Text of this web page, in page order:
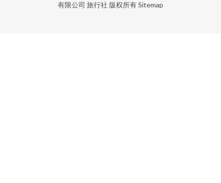
有限公司 旅行社 版权所有Sitemap